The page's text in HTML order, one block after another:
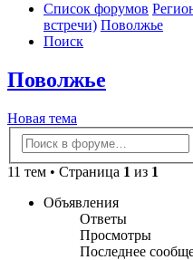
Список форумов
встречи) Поволжье
Поиск
Поволжье
Новая тема
11 тем • Страница 1 из 1
Объявления
Ответы
Просмотры
Последнее